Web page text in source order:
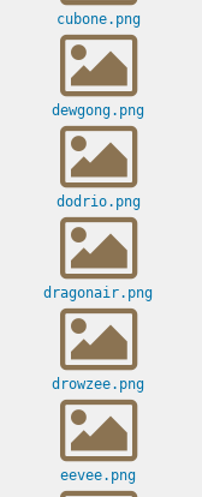
cubone.png
dewgong.png
dodrio.png
dragonair.png
drowzee.png
eevee.png